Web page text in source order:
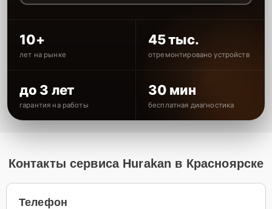
10+
лет на рынке
45 тыс.
отремонтировано устройств
до 3 лет
гарантия на работы
30 мин
бесплатная диагностика
Контакты сервиса Hurakan в Красноярске
Телефон